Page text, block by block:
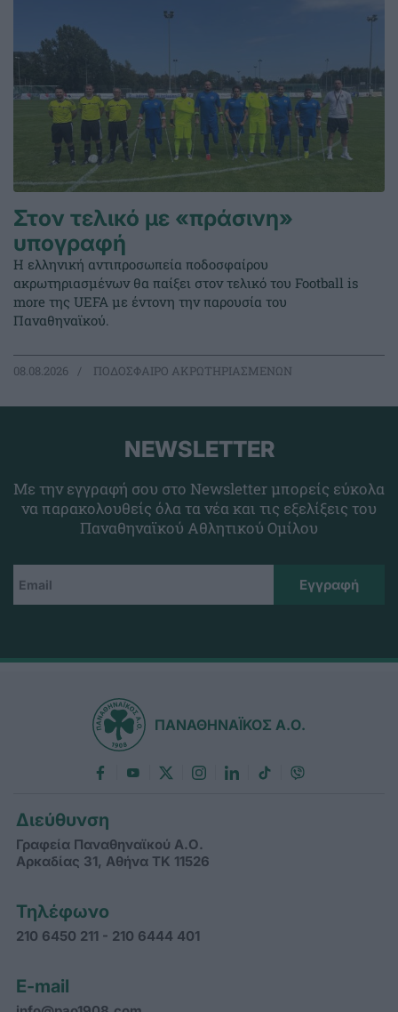
Στον τελικό με «πράσινη»
υπογραφή
Η ελληνική αντιπροσωπεία ποδοσφαίρου
ακρωτηριασμένων θα παίξει στον τελικό του Football is
more της UEFA με έντονη την παρουσία του
Παναθηναϊκού.
08.08.2026 ΠΟΔΟΣΦΑΙΡΟ ΑΚΡΩΤΗΡΙΑΣΜΕΝΩΝ
NEWSLETTER
Με την εγγραφή σου στο Newsletter μπορείς εύκολα
να παρακολουθείς όλα τα νέα και τις εξελίξεις του
Παναθηναϊκού Αθλητικού Ομίλου
ΠΑΝΑΘΗΝΑΪΚΟΣ Α.Ο.
Διεύθυνση
Γραφεία Παναθηναϊκού Α.Ο.
Αρκαδίας 31, Αθήνα ΤΚ 11526
Τηλέφωνο
210 6450 211 - 210 6444 401
E-mail